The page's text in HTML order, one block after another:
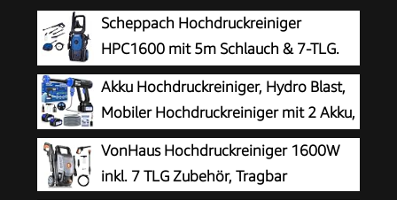
Scheppach Hochdruckreiniger
HPC1600 mit 5m Schlauch & 7-TLG.
Zubehör | 135bar Maximaldruck |
1600W Leistung | 420 L/h Durchflussmenge |
Aluminiumpumpe, Selbstansaugfunktion &
Quick-Connect-System
Akku Hochdruckreiniger, Hydro Blast,
Mobiler Hochdruckreiniger mit 2 Akku,
Akku Druckreiniger für die Balkon- und
Autowäsche, Hochdruckreiniger Akku mit 6-in-1
Multifunktionsdüse
VonHaus Hochdruckreiniger 1600W
inkl. 7 TLG Zubehör, Tragbar